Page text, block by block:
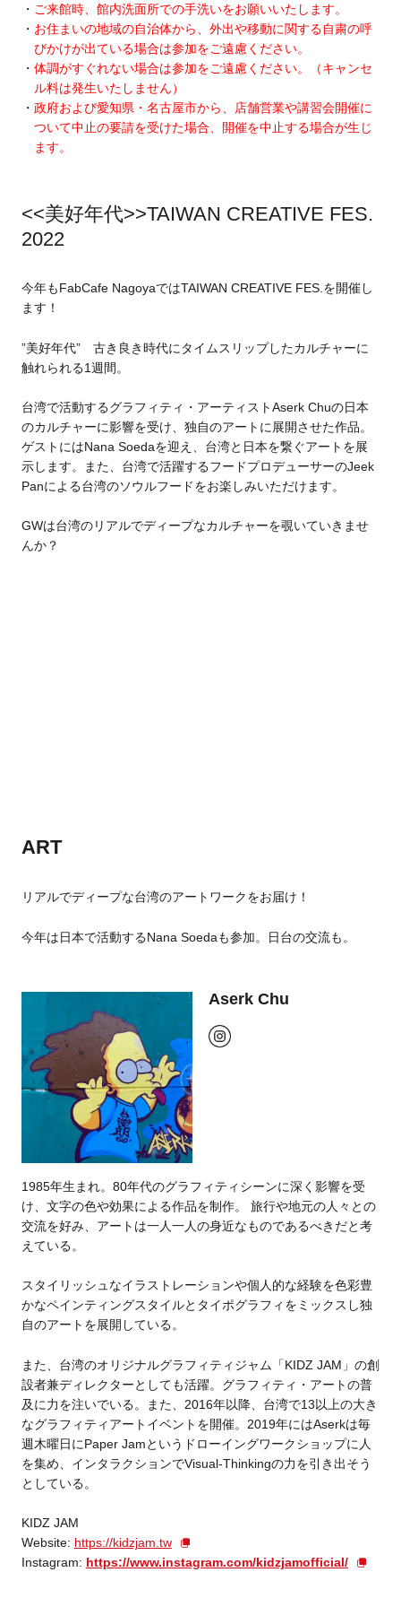
ご来館時、館内洗面所での手洗いをお願いいたします。
お住まいの地域の自治体から、外出や移動に関する自粛の呼
びかけが出ている場合は参加をご遠慮ください。
体調がすぐれない場合は参加をご遠慮ください。（キャンセ
ル料は発生いたしません）
政府および愛知県・名古屋市から、店舗営業や講習会開催に
ついて中止の要請を受けた場合、開催を中止する場合が生じ
ます。
<<美好年代>>TAIWAN CREATIVE FES.
2022
今年もFabCafe NagoyaではTAIWAN CREATIVE FES.を開催し
ます！
”美好年代” 古き良き時代にタイムスリップしたカルチャーに
触れられる1週間。
台湾で活動するグラフィティ・アーティストAserk Chuの日本
のカルチャーに影響を受け、独自のアートに展開させた作品。
ゲストにはNana Soedaを迎え、台湾と日本を繋ぐアートを展
示します。また、台湾で活躍するフードプロデューサーのJeek
Panによる台湾のソウルフードをお楽しみいただけます。
GWは台湾のリアルでディープなカルチャーを覗いていきませ
んか？
ART
リアルでディープな台湾のアートワークをお届け！
今年は日本で活動するNana Soedaも参加。日台の交流も。
Aserk Chu
1985年生まれ。80年代のグラフィティシーンに深く影響を受
け、文字の色や効果による作品を制作。 旅行や地元の人々との
交流を好み、アートは一人一人の身近なものであるべきだと考
えている。
スタイリッシュなイラストレーションや個人的な経験を色彩豊
かなペインティングスタイルとタイポグラフィをミックスし独
自のアートを展開している。
また、台湾のオリジナルグラフィティジャム「KIDZ JAM」の創
設者兼ディレクターとしても活躍。グラフィティ・アートの普
及に力を注いでいる。また、2016年以降、台湾で13以上の大き
なグラフィティアートイベントを開催。2019年にはAserkは毎
週木曜日にPaper Jamというドローイングワークショップに人
を集め、インタラクションでVisual-Thinkingの力を引き出そう
としている。
KIDZ JAM
Website: https://kidzjam.tw
Instagram: https://www.instagram.com/kidzjamofficial/